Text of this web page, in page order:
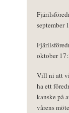
september
oktober
Vill ni att
ha ett
kanske på
vårens